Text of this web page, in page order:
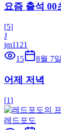
요즘 출석 00
[5]
J
jm1121
15
8월 7
어제 저녁
[1]
레드포도